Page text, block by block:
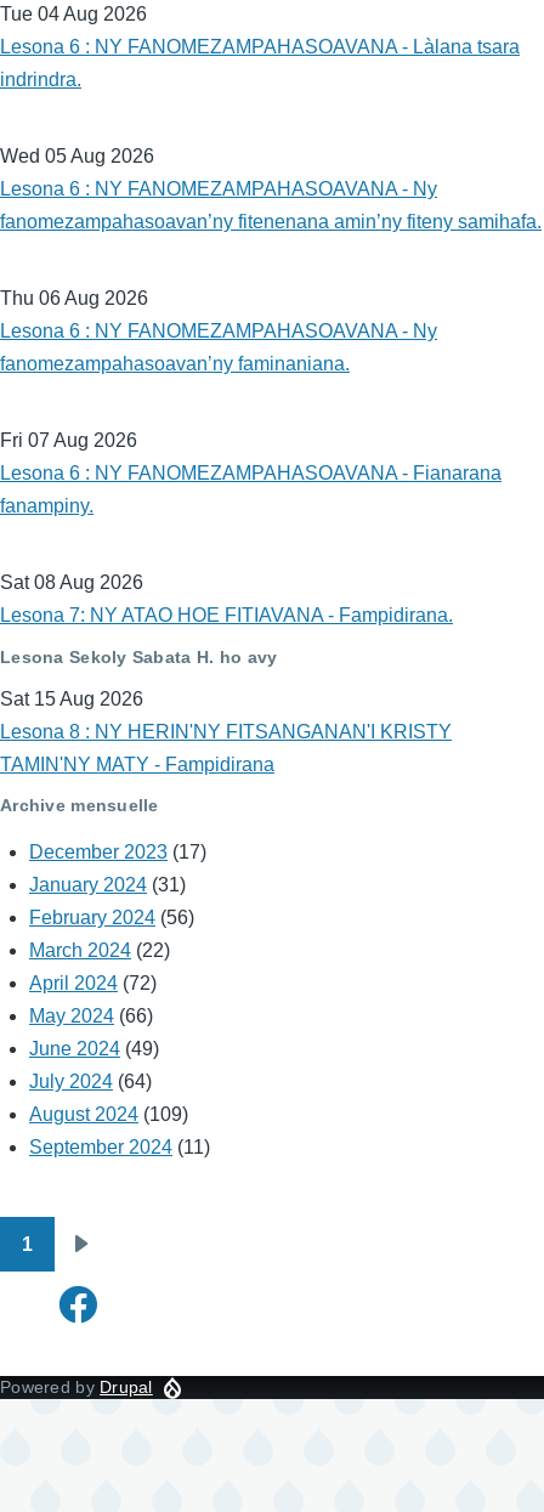
Tue 04 Aug 2026
Lesona 6 : NY FANOMEZAMPAHASOAVANA - Làlana tsara
indrindra.
Wed 05 Aug 2026
Lesona 6 : NY FANOMEZAMPAHASOAVANA - Ny
fanomezampahasoavan’ny fitenenana amin’ny fiteny samihafa.
Thu 06 Aug 2026
Lesona 6 : NY FANOMEZAMPAHASOAVANA - Ny
fanomezampahasoavan’ny faminaniana.
Fri 07 Aug 2026
Lesona 6 : NY FANOMEZAMPAHASOAVANA - Fianarana
fanampiny.
Sat 08 Aug 2026
Lesona 7: NY ATAO HOE FITIAVANA - Fampidirana.
Lesona Sekoly Sabata H. ho avy
Sat 15 Aug 2026
Lesona 8 : NY HERIN'NY FITSANGANAN'I KRISTY
TAMIN'NY MATY - Fampidirana
Archive mensuelle
December 2023 (17)
January 2024 (31)
February 2024 (56)
March 2024 (22)
April 2024 (72)
May 2024 (66)
June 2024 (49)
July 2024 (64)
August 2024 (109)
September 2024 (11)
Pagination
1
page
Powered by Drupal